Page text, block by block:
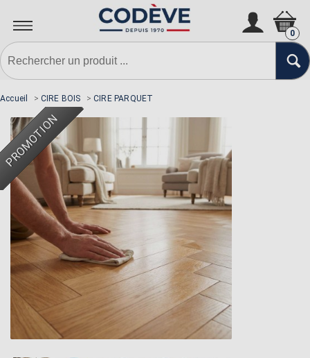
0
Accueil > CIRE BOIS > CIRE PARQUET
PROMOTION
N'oubliez pas la sous-couche si
nécessaire